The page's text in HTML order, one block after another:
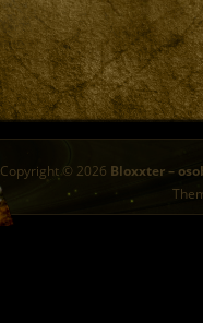
Copyright © 2026 Bloxxter –